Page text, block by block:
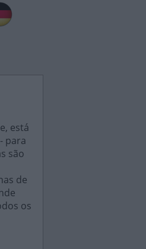
está
para
são
de
os